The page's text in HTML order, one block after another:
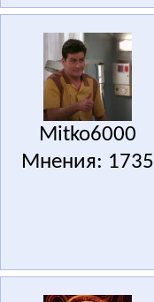
Mitko6000
Мнения: 1735